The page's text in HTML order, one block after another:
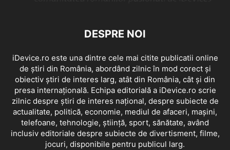
DESPRE NOI
iDevice.ro este una dintre cele mai citite publicatii online
de știri din România, abordând zilnic în mod corect și
obiectiv știri de interes larg, atât din România, cât și din
presa internațională. Echipa editorială a iDevice.ro scrie
zilnic despre știri de interes național, despre subiecte de
actualitate, politică, economie, mediul de afaceri, mașini,
telefoane, tehnologie, știință, sport, sănătate, având
inclusiv editoriale despre subiecte de divertisment, filme,
jocuri, disponibile pentru publicul larg.